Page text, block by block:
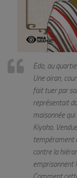
Edo, au
Uneoiran,
fait tuer par
représentait
maisonnée
Kiyoha.
tempérament
contre la
emprisonnent